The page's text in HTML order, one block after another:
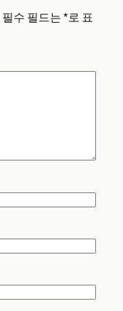
필수 필드는*로 표